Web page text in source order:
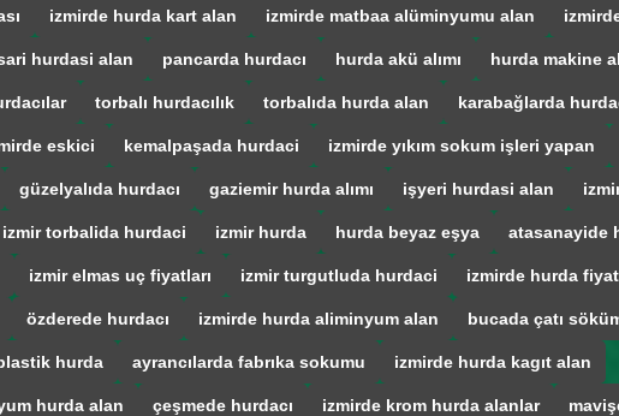
izmirde hurda kart alan izmirde matbaa alüminyumu alan
hurdasi alan pancarda hurdacı hurda akü alımı hurda makine
torbalı hurdacılık torbalıda hurda alan karabağlarda
eskici kemalpaşada hurdaci izmirde yıkım sokum işleri yapan
güzelyalıda hurdacı gaziemir hurda alımı işyeri hurdasi alan
izmir torbalida hurdaci izmir hurda hurda beyaz eşya atasanayide
izmir elmas uç fiyatları izmir turgutluda hurdaci izmirde hurda
özderede hurdacı izmirde hurda aliminyum alan bucada çatı
hurda ayrancılarda fabrıka sokumu izmirde hurda kagıt alan
hurda alan çeşmede hurdacı izmirde krom hurda alanlar